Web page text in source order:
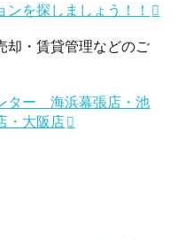
を探しましょう！！
却・賃貸管理などのご
ター 海浜幕張店・池
・大阪店